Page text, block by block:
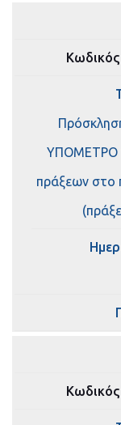
ΥΠΟΜΕΤΡΟ
πράξεων στο